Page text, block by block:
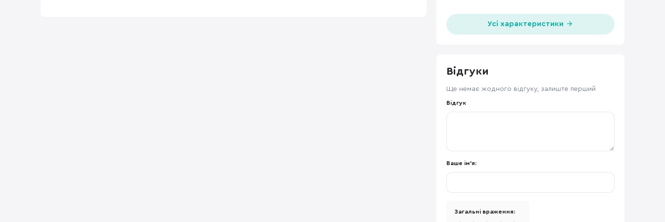
Усі характеристики
Відгуки
Ще немає жодного відгуку, залиште перший
Відгук
Ваше ім'я:
Загальні враження: